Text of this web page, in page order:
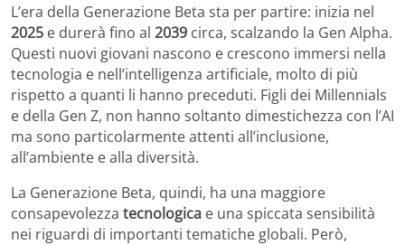
L’era della Generazione Beta sta per partire: inizia nel
2025 e durerà fino al 2039 circa, scalzando la Gen Alpha.
Questi nuovi giovani nascono e crescono immersi nella
tecnologia e nell’intelligenza artificiale, molto di più
rispetto a quanti li hanno preceduti. Figli dei Millennials
e della Gen Z, non hanno soltanto dimestichezza con l’AI
ma sono particolarmente attenti all’inclusione,
all’ambiente e alla diversità.
La Generazione Beta, quindi, ha una maggiore
consapevolezza tecnologica e una spiccata sensibilità
nei riguardi di importanti tematiche globali. Però,